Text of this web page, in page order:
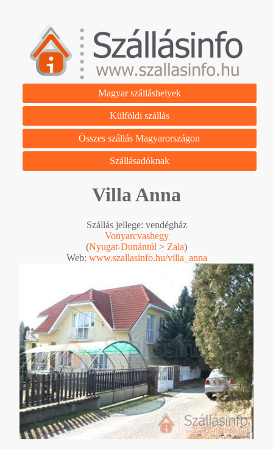
Magyar szálláshelyek
Külföldi szállás
Összes szállás Magyarországon
Szállásadóknak
Villa Anna
Szállás jellege: vendégház
Vonyarcvashegy
(Nyugat-Dunántúl > Zala)
Web: www.szallasinfo.hu/villa_anna